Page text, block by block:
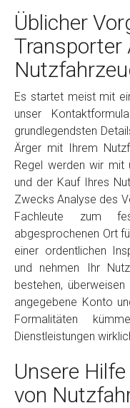
Üblicher
Transporter
Es startet meist mit
unser
grundlegendsten
Ärger mit Ihrem
Regel werden wir mit
und der Kauf Ihres
Zwecks Analyse des
Fachleute zum
abgesprochenen Ort
einer ordentlichen
und nehmen Ihr
bestehen,
angegebene Konto
Formalitäten
Dienstleistungen
Unsere
von